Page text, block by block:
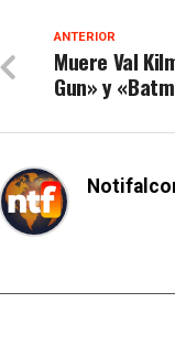
ANTERIOR
Muere Val
Gun» y